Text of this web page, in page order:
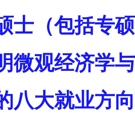
士（包括专
微观经济学
八大就业方